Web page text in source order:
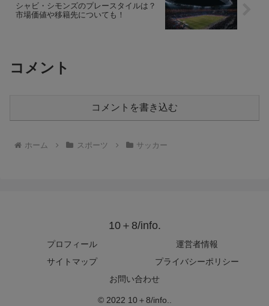
シャビ・シモンズのプレースタイルは？
市場価値や移籍先についても！
コメント
コメントを書き込む
ホーム スポーツ サッカー
10＋8/info.
プロフィール
運営者情報
サイトマップ
プライバシーポリシー
お問い合わせ
© 2022 10＋8/info..